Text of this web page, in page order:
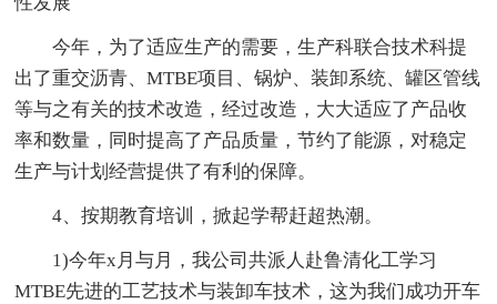
今年，为了适应生产的需要，生产科联合技术科提
出了重交沥青、MTBE项目、锅炉、装卸系统、罐区管线
等与之有关的技术改造，经过改造，大大适应了产品收
率和数量，同时提高了产品质量，节约了能源，对稳定
生产与计划经营提供了有利的保障。
4、按期教育培训，掀起学帮赶超热潮。
1)今年x月与月，我公司共派人赴鲁清化工学习
MTBE先进的工艺技术与装卸车技术，这为我们成功开车